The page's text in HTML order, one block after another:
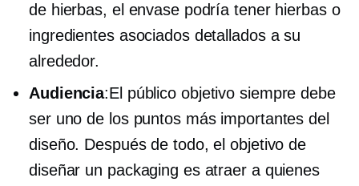
de hierbas, el envase podría tener hierbas o
ingredientes asociados detallados a su
alrededor.
Audiencia:El público objetivo siempre debe
ser uno de los puntos más importantes del
diseño. Después de todo, el objetivo de
diseñar un packaging es atraer a quienes